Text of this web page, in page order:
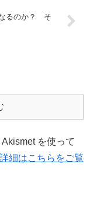
るのか？ そ
を使って
細はこちらをご覧